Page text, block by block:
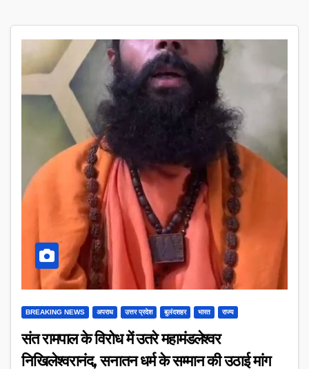
BREAKING NEWS अपराध उत्तर प्रदेश बुलंदशहर भारत राज्य
संत रामपाल के विरोध में उतरे महामंडलेश्वर
निखिलेश्वरानंद, सनातन धर्म के सम्मान की उठाई मांग